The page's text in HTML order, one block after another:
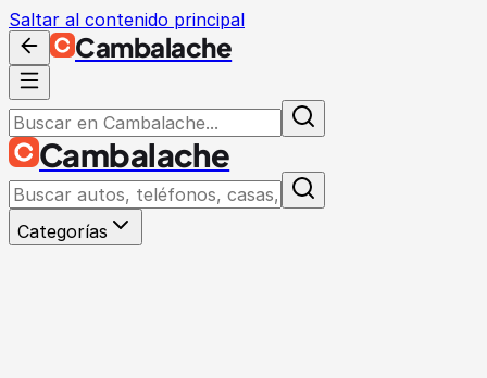
Saltar al contenido principal
Cambalache
Cambalache
Categorías